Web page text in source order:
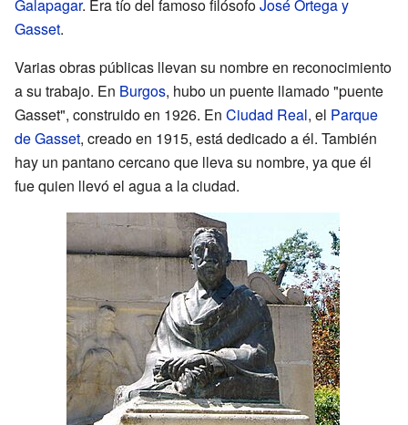
Galapagar. Era tío del famoso filósofoJosé Ortega y
Gasset.
Varias obras públicas llevan su nombre en reconocimiento
a su trabajo. En Burgos, hubo un puente llamado "puente
Gasset", construido en 1926. En Ciudad Real, el Parque
de Gasset, creado en 1915, está dedicado a él. También
hay un pantano cercano que lleva su nombre, ya que él
fue quien llevó el agua a la ciudad.